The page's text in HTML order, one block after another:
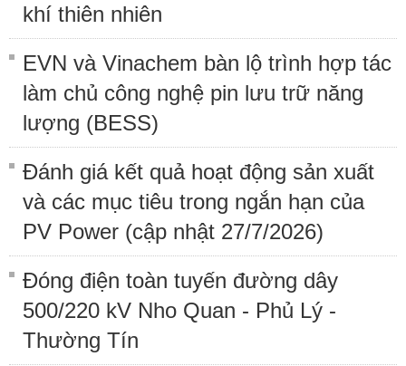
khí thiên nhiên
EVN và Vinachem bàn lộ trình hợp tác
làm chủ công nghệ pin lưu trữ năng
lượng (BESS)
Đánh giá kết quả hoạt động sản xuất
và các mục tiêu trong ngắn hạn của
PV Power (cập nhật 27/7/2026)
Đóng điện toàn tuyến đường dây
500/220 kV Nho Quan - Phủ Lý -
Thường Tín